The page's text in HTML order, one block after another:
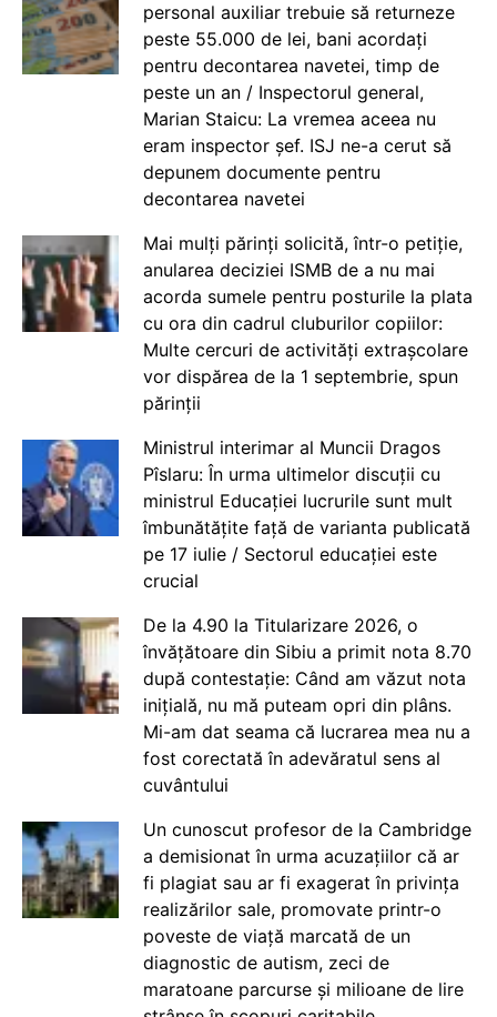
personal auxiliar trebuie să returneze
peste 55.000 de lei, bani acordați
pentru decontarea navetei, timp de
peste un an / Inspectorul general,
Marian Staicu: La vremea aceea nu
eram inspector șef. ISJ ne-a cerut să
depunem documente pentru
decontarea navetei
Mai mulți părinți solicită, într-o petiție,
anularea deciziei ISMB de a nu mai
acorda sumele pentru posturile la plata
cu ora din cadrul cluburilor copiilor:
Multe cercuri de activități extrașcolare
vor dispărea de la 1 septembrie, spun
părinții
Ministrul interimar al Muncii Dragos
Pîslaru: În urma ultimelor discuții cu
ministrul Educației lucrurile sunt mult
îmbunătățite față de varianta publicată
pe 17 iulie / Sectorul educației este
crucial
De la 4.90 la Titularizare 2026, o
învățătoare din Sibiu a primit nota 8.70
după contestație: Când am văzut nota
inițială, nu mă puteam opri din plâns.
Mi-am dat seama că lucrarea mea nu a
fost corectată în adevăratul sens al
cuvântului
Un cunoscut profesor de la Cambridge
a demisionat în urma acuzațiilor că ar
fi plagiat sau ar fi exagerat în privința
realizărilor sale, promovate printr-o
poveste de viață marcată de un
diagnostic de autism, zeci de
maratoane parcurse și milioane de lire